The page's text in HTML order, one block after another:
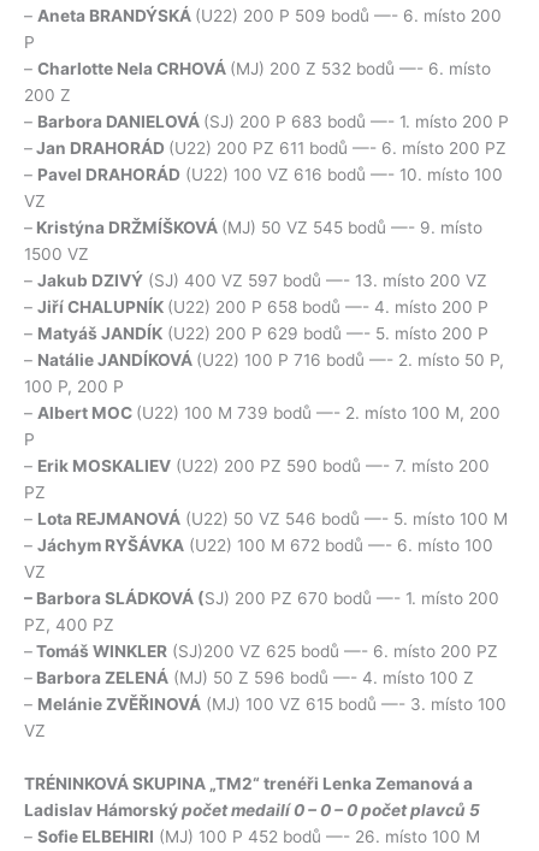
– Aneta BRANDÝSKÁ (U22) 200 P 509 bodů —- 6. místo 200
P
– Charlotte Nela CRHOVÁ (MJ) 200 Z 532 bodů —- 6. místo
200 Z
– Barbora DANIELOVÁ (SJ) 200 P 683 bodů —- 1. místo 200 P
–Jan DRAHORÁD (U22) 200 PZ 611 bodů —- 6. místo 200 PZ
– Pavel DRAHORÁD (U22) 100 VZ 616 bodů —- 10. místo 100
VZ
– Kristýna DRŽMÍŠKOVÁ (MJ) 50 VZ 545 bodů —- 9. místo
1500 VZ
– Jakub DZIVÝ (SJ) 400 VZ 597 bodů —- 13. místo 200 VZ
– Jiří CHALUPNÍK (U22) 200 P 658 bodů —- 4. místo 200 P
– Matyáš JANDÍK (U22) 200 P 629 bodů —- 5. místo 200 P
– Natálie JANDÍKOVÁ (U22) 100 P 716 bodů —- 2. místo 50 P,
100 P, 200 P
– Albert MOC (U22) 100 M 739 bodů —- 2. místo 100 M, 200
P
– Erik MOSKALIEV (U22) 200 PZ 590 bodů —- 7. místo 200
PZ
– Lota REJMANOVÁ (U22) 50 VZ 546 bodů —- 5. místo 100 M
– Jáchym RYŠÁVKA (U22) 100 M 672 bodů —- 6. místo 100
VZ
– Barbora SLÁDKOVÁ (SJ) 200 PZ 670 bodů —- 1. místo 200
PZ, 400 PZ
–Tomáš WINKLER (SJ)200 VZ 625 bodů —- 6. místo 200 PZ
– Barbora ZELENÁ (MJ) 50 Z 596 bodů —- 4. místo 100 Z
– Melánie ZVĚŘINOVÁ (MJ) 100 VZ 615 bodů —- 3. místo 100
VZ
TRÉNINKOVÁ SKUPINA „TM2“ trenéři Lenka Zemanová a
Ladislav Hámorskýpočet medailí 0 – 0 – 0 počet plavců 5
– Sofie ELBEHIRI (MJ) 100 P 452 bodů —- 26. místo 100 M